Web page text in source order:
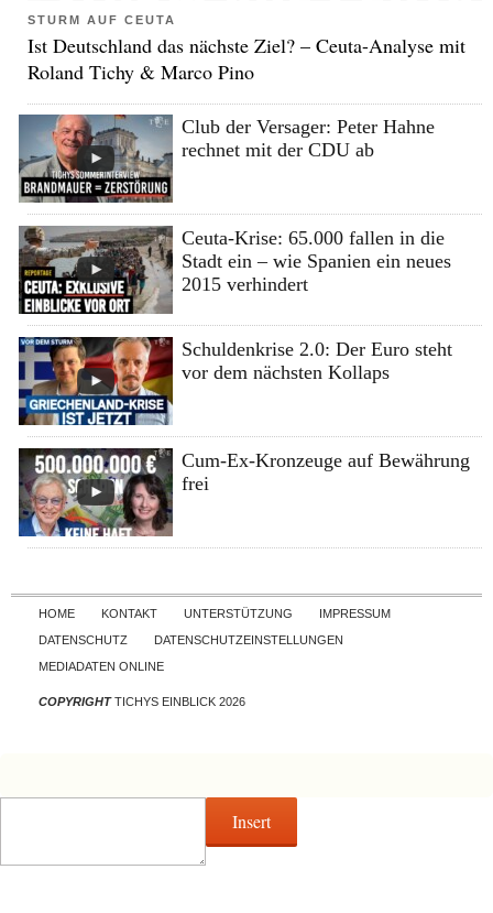
STURM AUF CEUTA
Ist Deutschland das nächste Ziel? – Ceuta-Analyse mit
Roland Tichy & Marco Pino
Club der Versager: Peter Hahne
rechnet mit der CDU ab
Ceuta-Krise: 65.000 fallen in die
Stadt ein – wie Spanien ein neues
2015 verhindert
Schuldenkrise 2.0: Der Euro steht
vor dem nächsten Kollaps
Cum-Ex-Kronzeuge auf Bewährung
frei
Skip to content
HOME KONTAKT UNTERSTÜTZUNG
IMPRESSUM
DATENSCHUTZ
DATENSCHUTZEINSTELLUNGEN
MEDIADATEN ONLINE
COPYRIGHTTICHYS EINBLICK 2026
Insert